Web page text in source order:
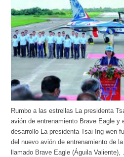
Rumbo a las estrellas La presidenta
avión de entrenamiento Brave Eagle y
desarrollo La presidenta Tsai Ing-wen
del nuevo avión de entrenamiento de
llamado Brave Eagle (Águila